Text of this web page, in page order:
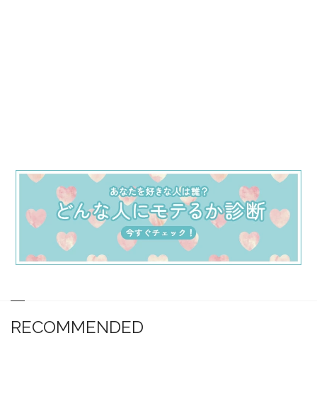
RECOMMENDED